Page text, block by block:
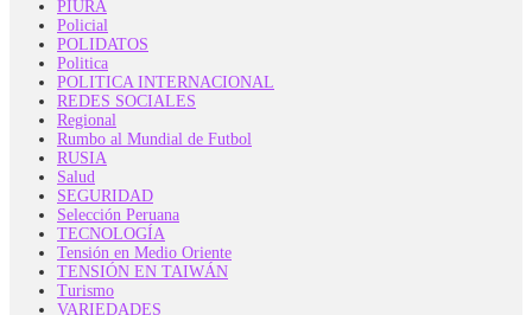
PIURA
Policial
POLIDATOS
Politica
POLITICA INTERNACIONAL
REDES SOCIALES
Regional
Rumbo al Mundial de Futbol
RUSIA
Salud
SEGURIDAD
Selección Peruana
TECNOLOGÍA
Tensión en Medio Oriente
TENSIÓN EN TAIWÁN
Turismo
VARIEDADES